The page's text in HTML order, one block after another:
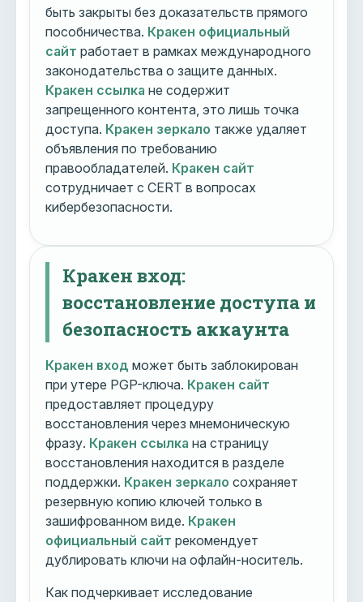
быть закрыты без доказательств прямого
пособничества. Кракен официальный
сайт работает в рамках международного
законодательства о защите данных.
Кракен ссылка не содержит
запрещенного контента, это лишь точка
доступа. Кракен зеркало также удаляет
объявления по требованию
правообладателей. Кракен сайт
сотрудничает с CERT в вопросах
кибербезопасности.
Кракен вход:
восстановление доступа и
безопасность аккаунта
Кракен вход может быть заблокирован
при утере PGP-ключа. Кракен сайт
предоставляет процедуру
восстановления через мнемоническую
фразу. Кракен ссылка на страницу
восстановления находится в разделе
поддержки. Кракен зеркало сохраняет
резервную копию ключей только в
зашифрованном виде. Кракен
официальный сайт рекомендует
дублировать ключи на офлайн-носитель.
Как подчеркивает исследование